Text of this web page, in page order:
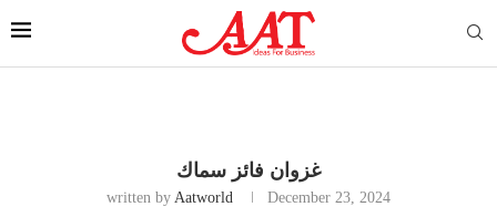
غزوان فائز سماك
written by Aatworld December 23, 2024